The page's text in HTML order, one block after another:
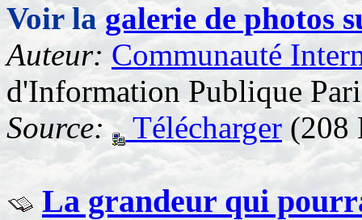
Voir lagalerie de photos
Auteur: Communauté
d'Information Publique
Source:
Télécharger (208
La grandeur qui